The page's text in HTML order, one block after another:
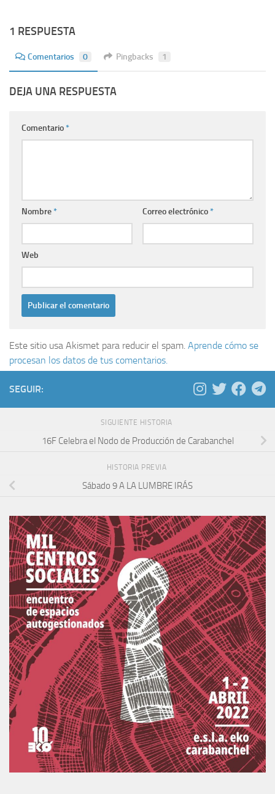
1 RESPUESTA
Comentarios 0 Pingbacks 1
DEJA UNA RESPUESTA
Comentario*
Nombre* Correo electrónico*
Web
Este sitio usa Akismet para reducir el spam. Aprende cómo se
procesan los datos de tus comentarios.
SEGUIR:
SIGUIENTE HISTORIA
16F Celebra el Nodo de Producción de Carabanchel
HISTORIA PREVIA
Sábado 9 A LA LUMBRE IRÁS